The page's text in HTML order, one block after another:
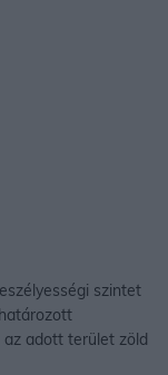
szintet
az adott terület zöld